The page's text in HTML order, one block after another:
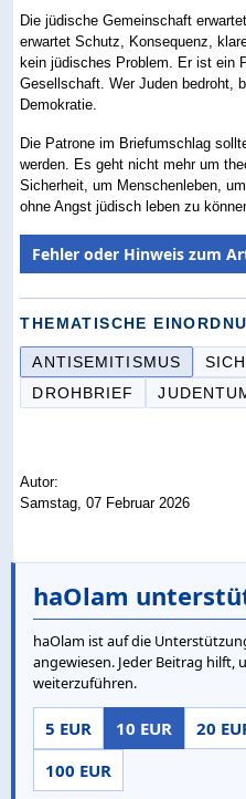
Die jüdische Gemeinschaft
erwartet Schutz, Konsequenz,
kein jüdisches Problem. Er ist ein
Gesellschaft. Wer Juden bedroht,
Demokratie.
Die Patrone im Briefumschlag
werden. Es geht nicht mehr um
Sicherheit, um Menschenleben,
ohne Angst jüdisch leben zu
Fehler oder Hinweis zum
THEMATISCHE
ANTISEMITISMUS
DROHBRIEF
Autor:
Samstag, 07 Februar 2026
haOlam
haOlam ist auf die
angewiesen. Jeder Beitrag
weiterzuführen.
5 EUR 10 EUR 20
100 EUR